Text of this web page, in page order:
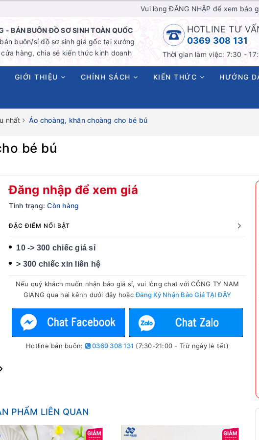
Vui lòng ĐĂNG NHẬP để xem báo
- BÁN BUÔN ĐỒ SƠ SINH TOÀN QUỐC
buôn/sỉ đồ sơ sinh giá gốc tại xưởng
hàng, chia sẻ kiến thức kinh doanh
HOTLINE TƯ
0369 308 131
Thời gian làm việc: 7:30 -
GIỚI THIỆU CHÍNH SÁCH KIẾN THỨC HƯỚNG
nhất Áo choàng, khăn choàng cho bé bú
bé bú
Đăng nhập để xem giá
Tình trạng: Còn hàng
ĐẶC ĐIỂM NỔI BẬT
10 -> 300 chiếc giá sỉ
> 300 chiếc xin liên hệ
Nếu quý khách muốn nhận báo giá sỉ, vui lòng chat với CÔNG TY NAM
GIANG qua hai kênh dưới đây hoặcĐăng Ký Nhận Báo Giá TẠI ĐÂY
Hotline bán buôn: 0369 308 131 (7:30-21:00 - Trừ ngày lễ tết)
PHẨM LIÊN QUAN